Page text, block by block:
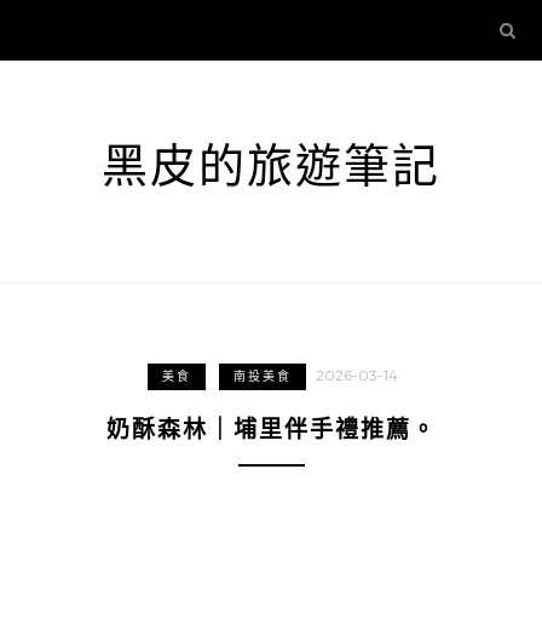
黑皮的旅遊筆記
美食 南投美食 2026-03-14
奶酥森林｜埔里伴手禮推薦。